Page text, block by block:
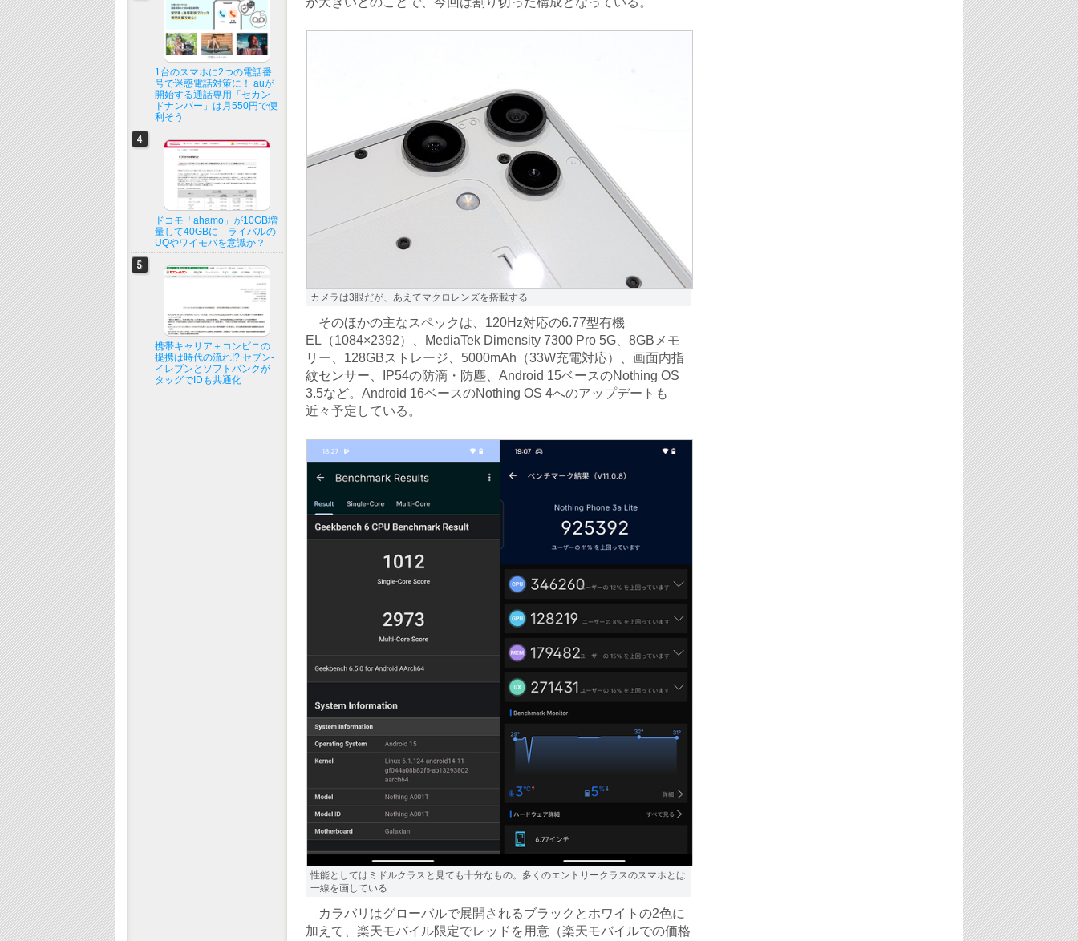
カメラは3眼だが、あえてマクロレンズを搭載する
そのほかの主なスペックは、120Hz対応の6.77型有機
EL（1084×2392）、MediaTek Dimensity 7300 Pro 5G、8GBメモ
リー、128GBストレージ、5000mAh（33W充電対応）、画面内指
紋センサー、IP54の防滴・防塵、Android 15ベースのNothing OS
3.5など。Android 16ベースのNothing OS 4へのアップデートも
近々予定している。
性能としてはミドルクラスと見ても十分なもの。多くのエントリークラスのスマホとは
一線を画している
カラバリはグローバルで展開されるブラックとホワイトの2色に
加えて、楽天モバイル限定でレッドを用意（楽天モバイルでの価格
1台のスマホに2つの電話番
号で迷惑電話対策に！ auが
開始する通話専用「セカン
ドナンバー」は月550円で便
利そう
ドコモ「ahamo」が10GB増
量して40GBに ライバルの
UQやワイモバを意識か？
携帯キャリア＋コンビニの
提携は時代の流れ!? セブン-
イレブンとソフトバンクが
タッグでIDも共通化